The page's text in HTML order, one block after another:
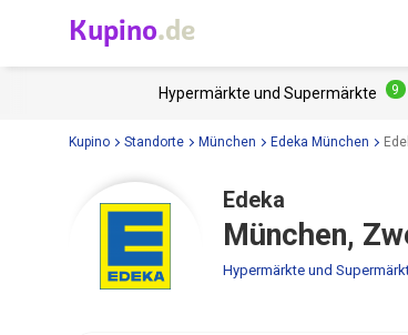
Kupino.de
Hypermärkte und Supermärkte 9
Kupino Standorte München Edeka München
Edeka
München,
Hypermärkte und